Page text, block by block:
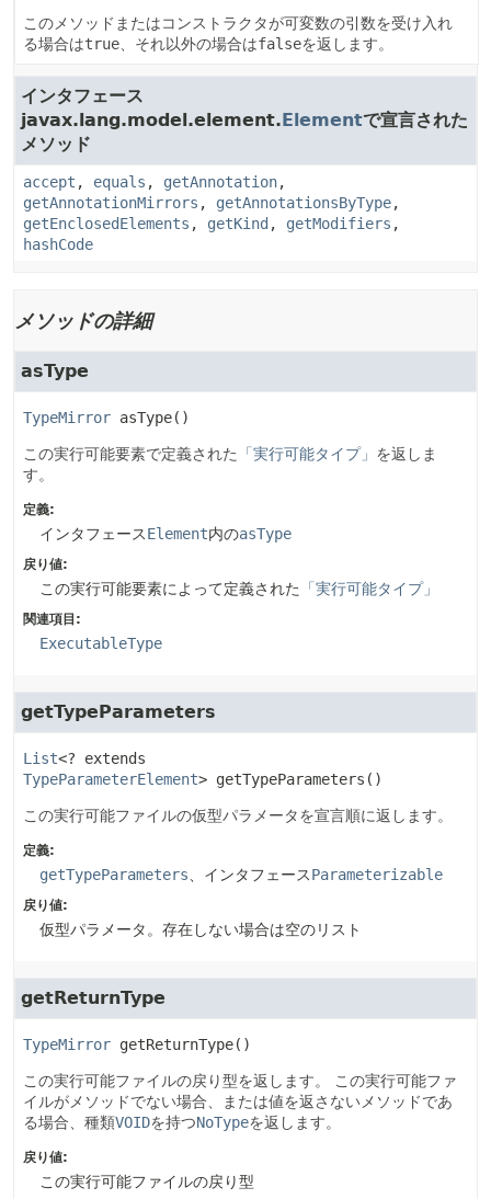
このメソッドまたはコンストラクタが可変数の引数を受け入れ
る場合はtrue 、それ以外の場合はfalseを返します。
インタフェース
javax.lang.model.element.Elementで宣言された
メソッド
accept , equals , getAnnotation,
getAnnotationMirrors , getAnnotationsByType,
getEnclosedElements , getKind , getModifiers ,
hashCode
メソッドの詳細
asType
TypeMirror asType()
この実行可能要素で定義された 「実行可能タイプ」 を返しま
す。
定義:
インタフェースElement内のasType
戻り値:
この実行可能要素によって定義された 「実行可能タイプ」
関連項目:
ExecutableType
getTypeParameters
List
TypeParameterElement> getTypeParameters ()
この実行可能ファイルの仮型パラメータを宣言順に返します。
定義:
getTypeParameters 、インタフェースParameterizable
戻り値:
仮型パラメータ。存在しない場合は空のリスト
getReturnType
TypeMirror getReturnType()
この実行可能ファイルの戻り型を返します。
この実行可能ファ
イルがメソッドでない場合、または値を返さないメソッドであ
る場合、種類VOIDを持つNoTypeを返します。
戻り値:
この実行可能ファイルの戻り型